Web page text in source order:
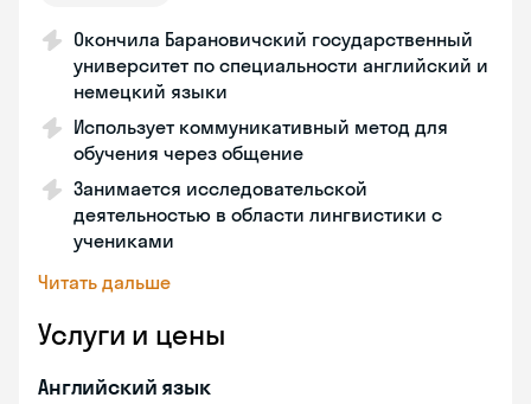
Окончила Барановичский государственный
университет по специальности английский и
немецкий языки
Использует коммуникативный метод для
обучения через общение
Занимается исследовательской
деятельностью в области лингвистики с
учениками
Читать дальше
Услуги и цены
Английский язык